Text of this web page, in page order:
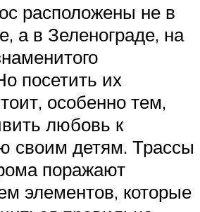
расположены не в
а в Зеленограде, на
посетить их
особенно тем,
любовь к
своим детям. Трассы
поражают
элементов, которые